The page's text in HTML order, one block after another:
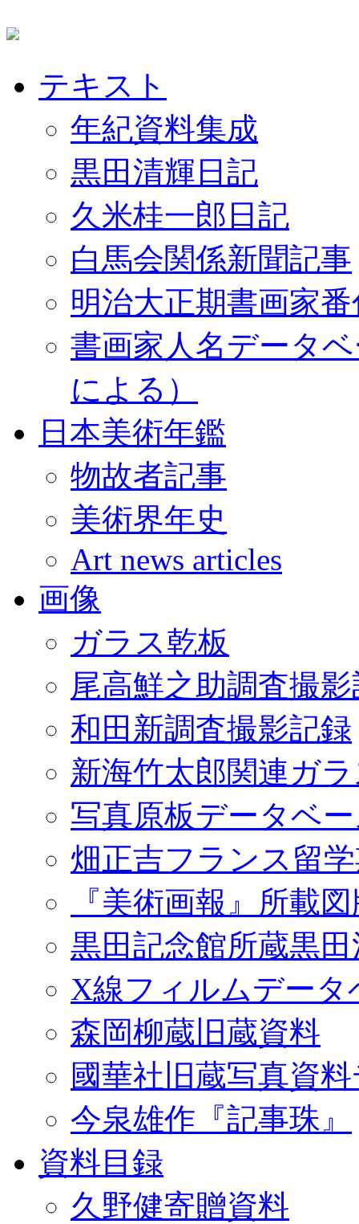
テキスト
年紀資料集成
黒田清輝日記
久米桂一郎日記
白馬会関係新聞記事
明治大正期書画家
書画家人名データ
による）
日本美術年鑑
物故者記事
美術界年史
Art news articles
画像
ガラス乾板
尾高鮮之助調査撮
和田新調査撮影記録
新海竹太郎関連ガ
写真原板データベ
畑正吉フランス留
『美術画報』所載
黒田記念館所蔵黒
X線フィルムデータ
森岡柳蔵旧蔵資料
國華社旧蔵写真資
今泉雄作『記事珠』
資料目録
久野健寄贈資料